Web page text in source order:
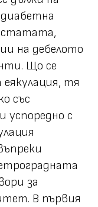
на дебелото
Що се
тя
със
успоредно с
за
В първия